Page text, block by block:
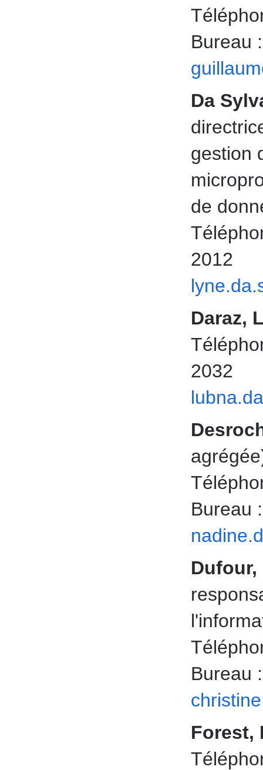
Bureau
Da
gestion
de
2012
Daraz,
2032
Bureau
Bureau
Forest,